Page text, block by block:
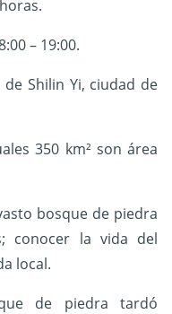
– 19:00.
Shilin Yi, ciudad de
350 km² son área
bosque de piedra
conocer la vida del
local.
de piedra tardó